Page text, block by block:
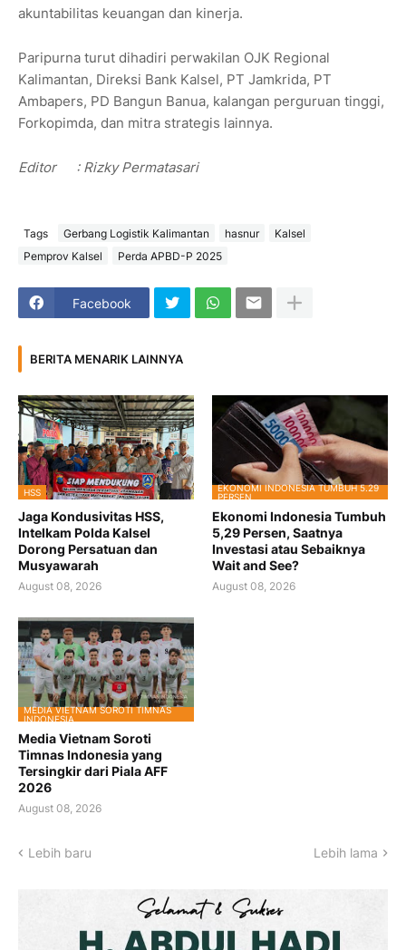
akuntabilitas keuangan dan kinerja.
Paripurna turut dihadiri perwakilan OJK Regional
Kalimantan, Direksi Bank Kalsel, PT Jamkrida, PT
Ambapers, PD Bangun Banua, kalangan perguruan tinggi,
Forkopimda, dan mitra strategis lainnya.
Editor : Rizky Permatasari
Tags Gerbang Logistik Kalimantan hasnur
Kalsel
Pemprov Kalsel
Perda APBD-P 2025
Facebook
BERITA MENARIK LAINNYA
HSS
Jaga Kondusivitas HSS,
Intelkam Polda Kalsel
Dorong Persatuan dan
Musyawarah
August 08, 2026
EKONOMI INDONESIA TUMBUH 5.29
PERSEN
Ekonomi Indonesia Tumbuh
5,29 Persen, Saatnya
Investasi atau Sebaiknya
Wait and See?
August 08, 2026
MEDIA VIETNAM SOROTI TIMNAS
INDONESIA
Media Vietnam Soroti
Timnas Indonesia yang
Tersingkir dari Piala AFF
2026
August 08, 2026
Lebih baru Lebih lama